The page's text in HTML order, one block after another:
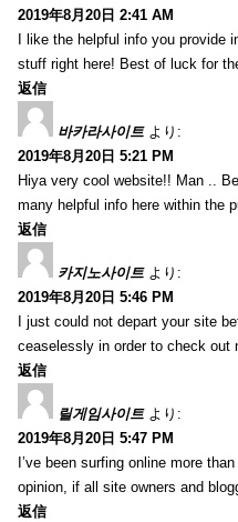
2019年8月20日 2:41 AM
I like the helpful info you provide
stuff right here! Best of luck for
返信
바카라사이트 より:
2019年8月20日 5:21 PM
Hiya very cool website!! Man ..
many helpful info here within the
返信
카지노사이트 より:
2019年8月20日 5:46 PM
I just could not depart your site
ceaselessly in order to check out
返信
릴게임사이트 より:
2019年8月20日 5:47 PM
I’ve been surfing online more
opinion, if all site owners and
返信